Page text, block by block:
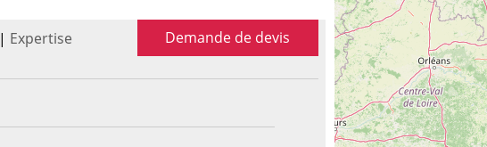
| Expertise
Demande de devis